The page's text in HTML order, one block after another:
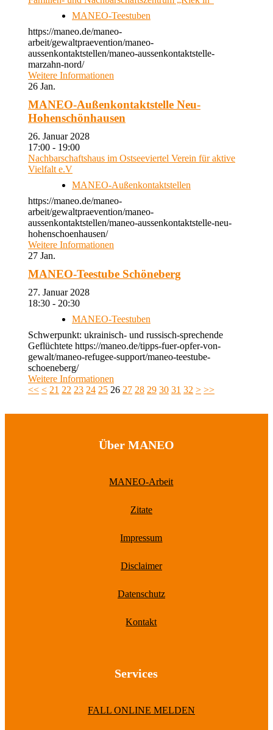
MANEO-Teestuben
https://maneo.de/maneo-
arbeit/gewaltpraevention/maneo-
aussenkontaktstellen/maneo-aussenkontaktstelle-
marzahn-nord/
Weitere Informationen
26 Jan.
MANEO-Außenkontaktstelle Neu-
Hohenschönhausen
26. Januar 2028
17:00 - 19:00
Nachbarschaftshaus im Ostseeviertel Verein für aktive
Vielfalt e.V
MANEO-Außenkontaktstellen
https://maneo.de/maneo-
arbeit/gewaltpraevention/maneo-
aussenkontaktstellen/maneo-aussenkontaktstelle-neu-
hohenschoenhausen/
Weitere Informationen
27 Jan.
MANEO-Teestube Schöneberg
27. Januar 2028
18:30 - 20:30
MANEO-Teestuben
Schwerpunkt: ukrainisch- und russisch-sprechende
Geflüchtete https://maneo.de/tipps-fuer-opfer-von-
gewalt/maneo-refugee-support/maneo-teestube-
schoeneberg/
Weitere Informationen
<< < 21 22 23 24 25 26 27 28 29 30 31 32 > >>
Über MANEO
MANEO-Arbeit
Zitate
Impressum
Disclaimer
Datenschutz
Kontakt
Services
FALL ONLINE MELDEN